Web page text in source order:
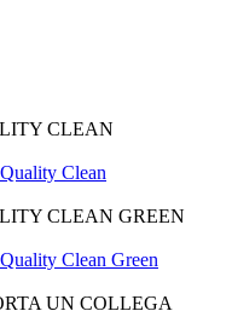
CLEAN
Clean
CLEAN GREEN
Clean Green
UN COLLEGA